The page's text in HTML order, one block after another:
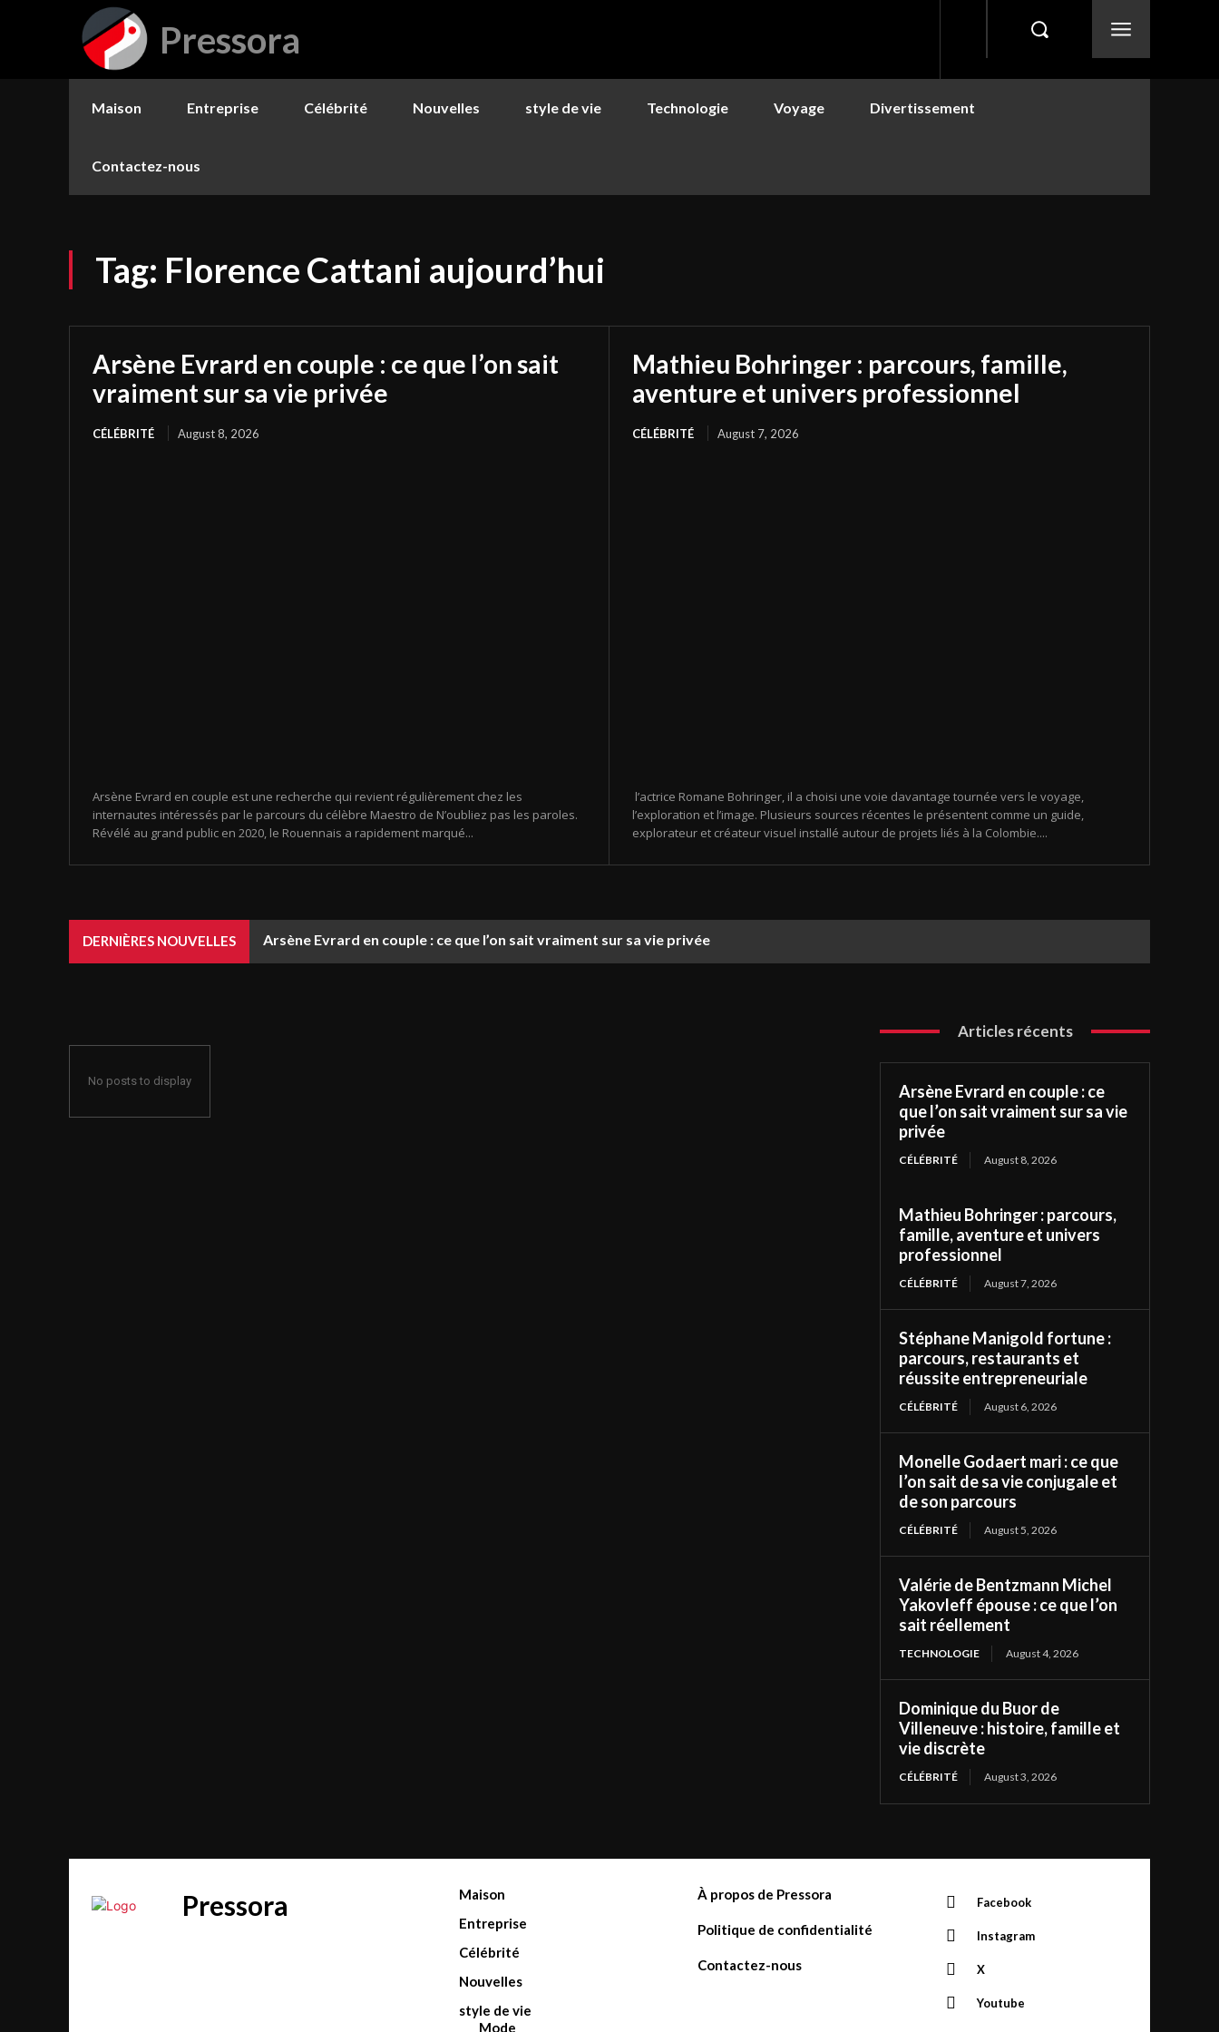
Pressora
Maison Entreprise Célébrité Nouvelles style de vie Technologie Voyage Divertissement
Contactez-nous
Tag: Florence Cattani aujourd’hui
Arsène Evrard en couple : ce que l’on sait
vraiment sur sa vie privée
CÉLÉBRITÉ August 8, 2026
Arsène Evrard en couple est une recherche qui revient régulièrement chez les
internautes intéressés par le parcours du célèbre Maestro de N’oubliez pas les paroles.
Révélé au grand public en 2020, le Rouennais a rapidement marqué...
Mathieu Bohringer : parcours, famille,
aventure et univers professionnel
CÉLÉBRITÉ August 7, 2026
l’actrice Romane Bohringer, il a choisi une voie davantage tournée vers le voyage,
l’exploration et l’image. Plusieurs sources récentes le présentent comme un guide,
explorateur et créateur visuel installé autour de projets liés à la Colombie....
DERNIÈRES NOUVELLES Arsène Evrard en couple : ce que l’on sait vraiment sur sa vie privée
No posts to display
Articles récents
Arsène Evrard en couple : ce
que l’on sait vraiment sur sa vie
privée
CÉLÉBRITÉ August 8, 2026
Mathieu Bohringer : parcours,
famille, aventure et univers
professionnel
CÉLÉBRITÉ August 7, 2026
Stéphane Manigold fortune :
parcours, restaurants et
réussite entrepreneuriale
CÉLÉBRITÉ August 6, 2026
Monelle Godaert mari : ce que
l’on sait de sa vie conjugale et
de son parcours
CÉLÉBRITÉ August 5, 2026
Valérie de Bentzmann Michel
Yakovleff épouse : ce que l’on
sait réellement
TECHNOLOGIE August 4, 2026
Dominique du Buor de
Villeneuve : histoire, famille et
vie discrète
CÉLÉBRITÉ August 3, 2026
Pressora
Maison
Entreprise
Célébrité
Nouvelles
style de vie
Mode
À propos de Pressora
Politique de confidentialité
Contactez-nous
Facebook
Instagram
X
Youtube